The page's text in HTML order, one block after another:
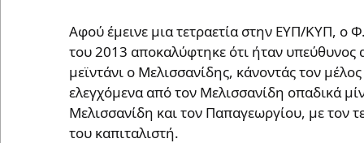
Αφού έμεινε μια τετραετία στην ΕΥΠ/ΚΥΠ, ο
του 2013 αποκαλύφτηκε ότι ήταν υπεύθυνος
μεϊντάνι ο Μελισσανίδης, κάνοντάς τον
ελεγχόμενα από τον Μελισσανίδη οπαδικά
Μελισσανίδη και τον Παπαγεωργίου, με τον
του καπιταλιστή.